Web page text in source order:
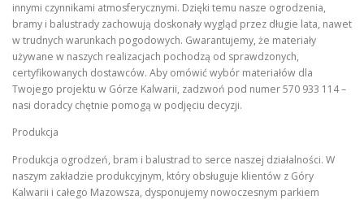
innymi czynnikami atmosferycznymi. Dzięki temu nasze ogrodzenia,
bramy i balustrady zachowują doskonały wygląd przez długie lata, nawet
w trudnych warunkach pogodowych. Gwarantujemy, że materiały
używane w naszych realizacjach pochodzą od sprawdzonych,
certyfikowanych dostawców. Aby omówić wybór materiałów dla
Twojego projektu w Górze Kalwarii, zadzwoń pod numer 570 933 114 –
nasi doradcy chętnie pomogą w podjęciu decyzji.
Produkcja
Produkcja ogrodzeń, bram i balustrad to serce naszej działalności. W
naszym zakładzie produkcyjnym, który obsługuje klientów z Góry
Kalwarii i całego Mazowsza, dysponujemy nowoczesnym parkiem